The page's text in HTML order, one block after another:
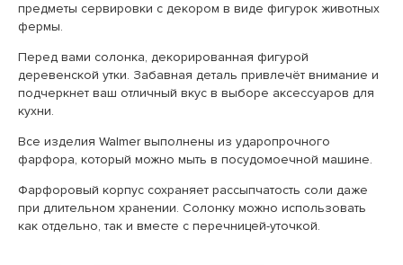
предметы сервировки с декором в виде фигурок животных
фермы.
Перед вами солонка, декорированная фигурой
деревенской утки. Забавная деталь привлечёт внимание и
подчеркнет ваш отличный вкус в выборе аксессуаров для
кухни.
Все изделия Walmer выполнены из ударопрочного
фарфора, который можно мыть в посудомоечной машине.
Фарфоровый корпус сохраняет рассыпчатость соли даже
при длительном хранении. Солонку можно использовать
как отдельно, так и вместе с перечницей-уточкой.